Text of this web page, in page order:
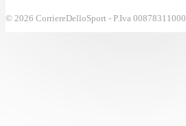
© 2026 CorriereDelloSport - P.Iva 00878311000